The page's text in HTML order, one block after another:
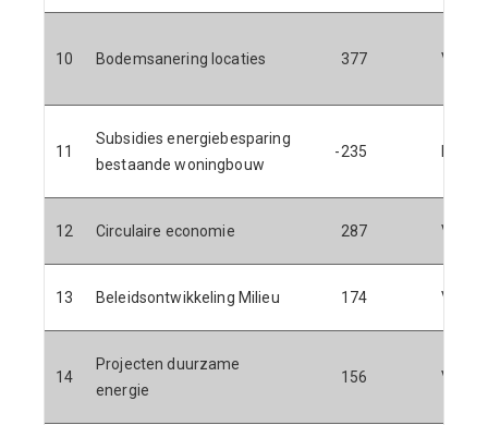
10 Bodemsanering locaties 377 V
11
Subsidies energiebesparing
bestaande woningbouw
-235
12 Circulaire economie 287 V
13 Beleidsontwikkeling Milieu 174 V
14
Projecten duurzame
energie
156 V